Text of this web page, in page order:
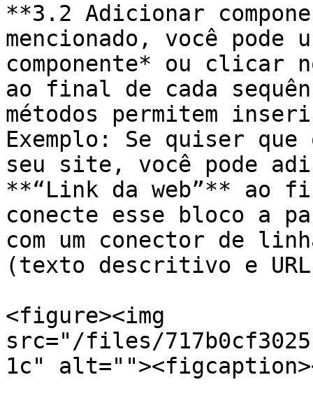
**3.2 Adicionar
mencionado, você
componente* ou clicar
ao final de cada
métodos permitem
Exemplo: Se quiser
seu site, você pode
**“Link da web”** ao
conecte esse bloco a
com um conector de
(texto descritivo e
<figure><img
src="/files/
1c"